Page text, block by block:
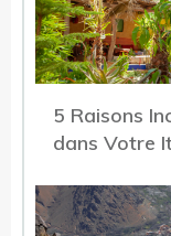
5 Raisons
dans Votre